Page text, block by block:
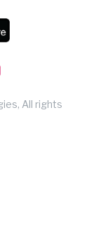
All rights